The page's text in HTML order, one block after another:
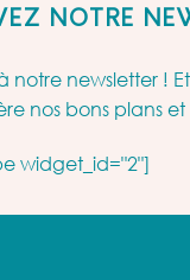
NOTRE
notre newsletter !
nos bons plans
widget_id="2"]